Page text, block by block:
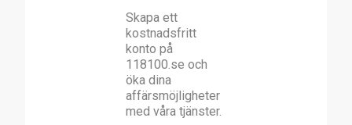
Skapa ett
kostnadsfritt
konto på
118100.se och
öka dina
affärsmöjligheter
med våra tjänster.